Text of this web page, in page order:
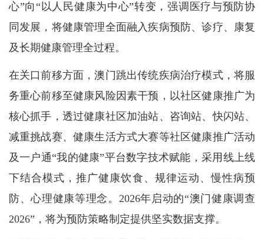
心”向“以人民健康为中心”转变，强调医疗与预防协
同发展，将健康管理全面融入疾病预防、诊疗、康复
及长期健康管理全过程。
在关口前移方面，澳门跳出传统疾病治疗模式，将服
务重心前移至健康风险因素干预，以社区健康推广为
核心抓手，透过健康社区加油站、咨询站、快闪站、
减重挑战赛、健康生活方式大赛等社区健康推广活动
及一户通“我的健康”平台数字技术赋能，采用线上线
下结合模式，推广健康饮食、规律运动、慢性病预
防、心理健康等理念。2026年启动的“澳门健康调查
2026”，将为预防策略制定提供坚实数据支撑。